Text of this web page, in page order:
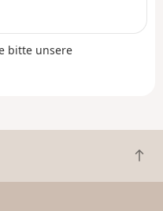
wurden entlang
Der Standort und
erzählen von einem
der Erde
bitte unsere
Z
u